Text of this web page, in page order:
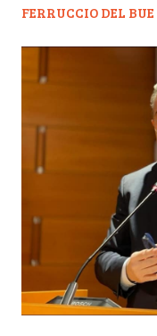
FERRUCCIO DEL BUE